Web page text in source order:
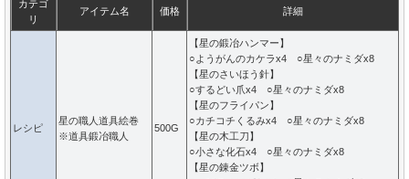
カテゴ
リ
アイテム名 価格 詳細
レシピ
星の職人道具絵巻
※道具鍛冶職人
500G
【星の鍛冶ハンマー】
○ようがんのカケラx4 ○星々のナミダx8
【星のさいほう針】
○するどい爪x4 ○星々のナミダx8
【星のフライパン】
○カチコチくるみx4 ○星々のナミダx8
【星の木工刀】
○小さな化石x4 ○星々のナミダx8
【星の錬金ツボ】